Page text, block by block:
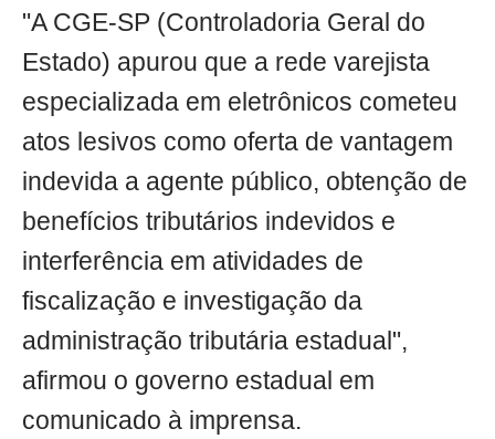
"A CGE-SP (Controladoria Geral do
Estado) apurou que a rede varejista
especializada em eletrônicos cometeu
atos lesivos como oferta de vantagem
indevida a agente público, obtenção de
benefícios tributários indevidos e
interferência em atividades de
fiscalização e investigação da
administração tributária estadual",
afirmou o governo estadual em
comunicado à imprensa.